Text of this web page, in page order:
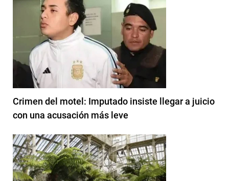
Crimen del motel: Imputado insiste llegar a juicio
con una acusación más leve